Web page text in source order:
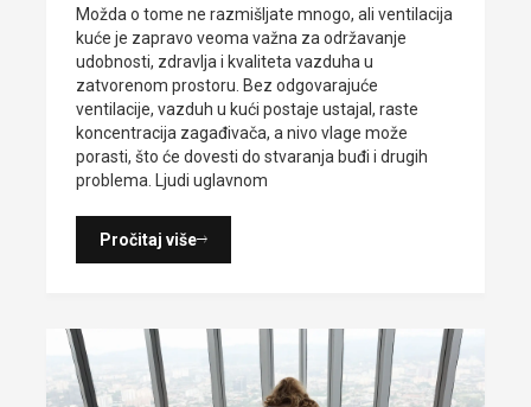
Možda o tome ne razmišljate mnogo, ali ventilacija
kuće je zapravo veoma važna za održavanje
udobnosti, zdravlja i kvaliteta vazduha u
zatvorenom prostoru. Bez odgovarajuće
ventilacije, vazduh u kući postaje ustajal, raste
koncentracija zagađivača, a nivo vlage može
porasti, što će dovesti do stvaranja buđi i drugih
problema. Ljudi uglavnom
Pročitaj više